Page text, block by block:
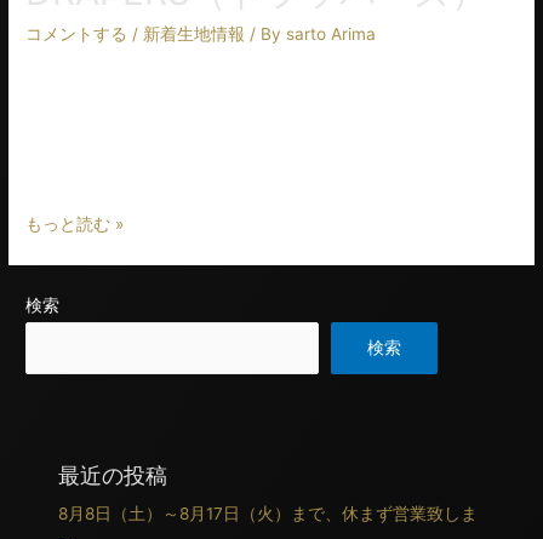
コメントする / 新着生地情報 / By sarto Arima
もっと読む »
検索
検索
最近の投稿
8月8日（土）～8月17日（火）まで、休まず営業致しま